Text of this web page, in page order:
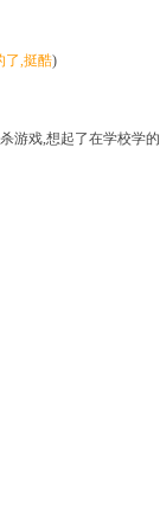
了,挺酷)
游戏,想起了在学校学的